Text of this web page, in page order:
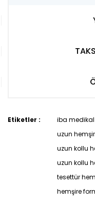
Etiketler : iba medikal
uzun
uzun kollu
uzun kollu
tesettür
hemşire